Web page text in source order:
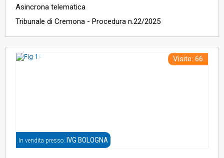
Asincrona telematica
Tribunale di Cremona - Procedura n.22/2025
In vendita presso: IVG BOLOGNA
Visite: 66